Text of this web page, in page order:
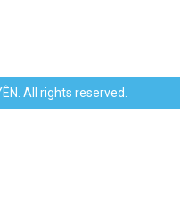
All rights reserved.